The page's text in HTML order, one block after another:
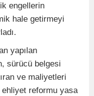
engellerin
hale getirmeyi
yapılan
sürücü belgesi
ve maliyetleri
reformu yasa